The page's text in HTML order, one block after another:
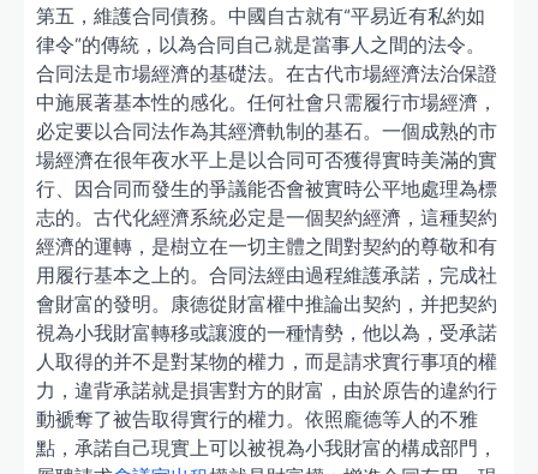
第五，維護合同債務。中國自古就有“平易近有私約如
律令”的傳統，以為合同自己就是當事人之間的法令。
合同法是市場經濟的基礎法。在古代市場經濟法治保證
中施展著基本性的感化。任何社會只需履行市場經濟，
必定要以合同法作為其經濟軌制的基石。一個成熟的市
場經濟在很年夜水平上是以合同可否獲得實時美滿的實
行、因合同而發生的爭議能否會被實時公平地處理為標
志的。古代化經濟系統必定是一個契約經濟，這種契約
經濟的運轉，是樹立在一切主體之間對契約的尊敬和有
用履行基本之上的。合同法經由過程維護承諾，完成社
會財富的發明。康德從財富權中推論出契約，并把契約
視為小我財富轉移或讓渡的一種情勢，他以為，受承諾
人取得的并不是對某物的權力，而是請求實行事項的權
力，違背承諾就是損害對方的財富，由於原告的違約行
動褫奪了被告取得實行的權力。依照龐德等人的不雅
點，承諾自己現實上可以被視為小我財富的構成部門，